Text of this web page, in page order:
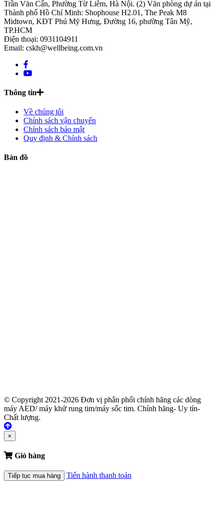
Trần Văn Cẩn, Phường Từ Liêm, Hà Nội. (2) Văn phòng dự án tại
Thành phố Hồ Chí Minh: Shophouse H2.01, The Peak M8
Midtown, KĐT Phú Mỹ Hưng, Đường 16, phường Tân Mỹ,
TP.HCM
Điện thoại: 0931104911
Email: cskh@wellbeing.com.vn
Thông tin
Về chúng tôi
Chính sách vận chuyển
Chính sách bảo mật
Quy định & Chính sách
Bản đồ
© Copyright 2021-2026 Đơn vị phân phối chính hãng các dòng
máy AED/ máy khử rung tim/máy sốc tim. Chính hãng- Uy tín-
Chất lượng.
×
Giỏ hàng
Tiếp tục mua hàng Tiến hành thanh toán